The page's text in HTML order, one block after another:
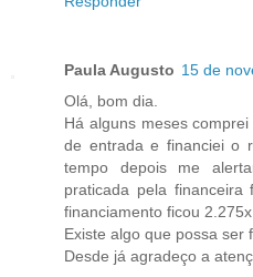
Paula Augusto 15 de
Olá, bom dia.
Há alguns meses
de entrada e financiei o
tempo depois me
praticada pela
financiamento ficou
Existe algo que possa ser
Desde já agradeço a